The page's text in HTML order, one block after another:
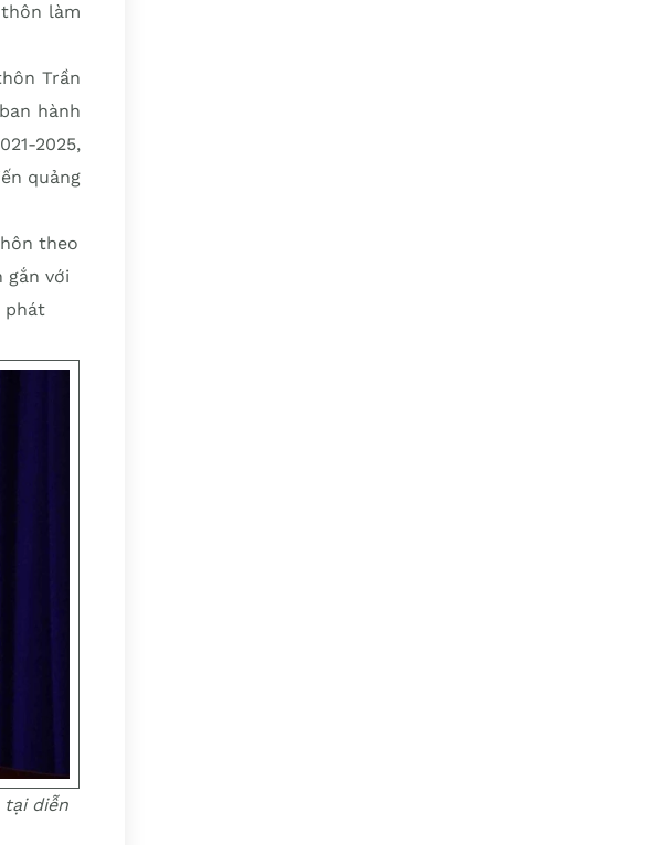
làm
Trần
hành
2025,
quảng
theo
gắn với
phát
tại diễn